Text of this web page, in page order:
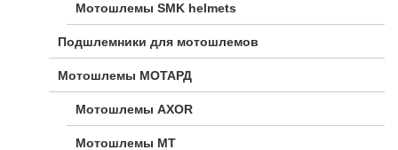
Мотошлемы SMK helmets
Подшлемники для мотошлемов
Мотошлемы МОТАРД
Мотошлемы AXOR
Мотошлемы MT